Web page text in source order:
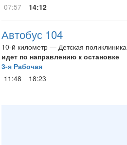
07:57
14:12
Автобус 104
10-й километр — Детская поликлиника
идет по направлению к остановке
3-я Рабочая
11:48
18:23